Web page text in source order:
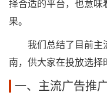
择合适的平台，也意
果。
我们总结了目前主
南，供大家在投放选择
一、主流广告推